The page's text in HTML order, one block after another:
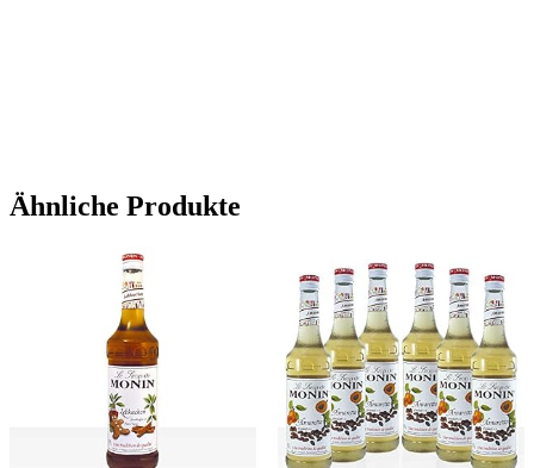
Ähnliche Produkte